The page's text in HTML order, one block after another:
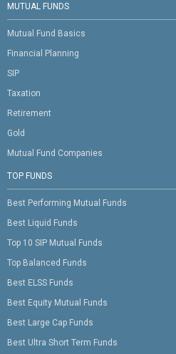
MUTUAL FUNDS
Mutual Fund Basics
Financial Planning
SIP
Taxation
Retirement
Gold
Mutual Fund Companies
TOP FUNDS
Best Performing Mutual Funds
Best Liquid Funds
Top 10 SIP Mutual Funds
Top Balanced Funds
Best ELSS Funds
Best Equity Mutual Funds
Best Large Cap Funds
Best Ultra Short Term Funds